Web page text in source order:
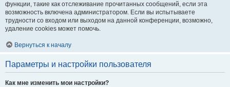
функции, такие как отслеживание прочитанных сообщений, если эта
возможность включена администратором. Если вы испытываете
трудности со входом или выходом на данной конференции, возможно,
удаление cookies может помочь.
Вернуться к началу
Параметры и настройки пользователя
Как мне изменить мои настройки?